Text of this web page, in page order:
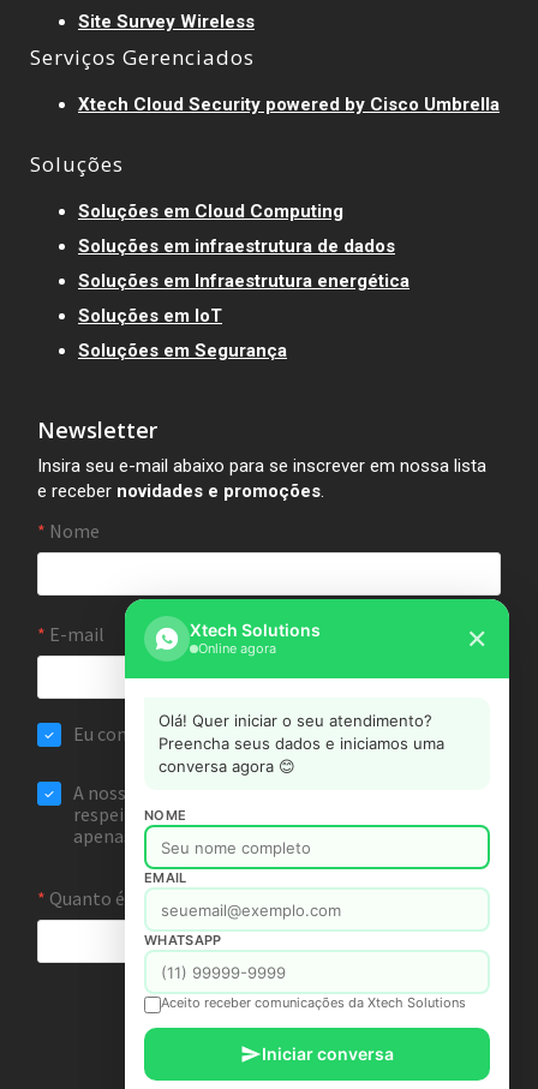
Site Survey Wireless
Serviços Gerenciados
Xtech Cloud Security powered by Cisco Umbrella
Soluções
Soluções em Cloud Computing
Soluções em infraestrutura de dados
Soluções em Infraestrutura energética
Soluções em IoT
Soluções em Segurança
Newsletter
Insira seu e-mail abaixo para se inscrever em nossa lista
e receber novidades e promoções.
Xtech Solutions
Online agora ✕
Olá! Quer iniciar o seu atendimento?
Preencha seus dados e iniciamos uma
conversa agora 😊
NOME
EMAIL
WHATSAPP
Aceito receber comunicações da Xtech Solutions
Iniciar conversa